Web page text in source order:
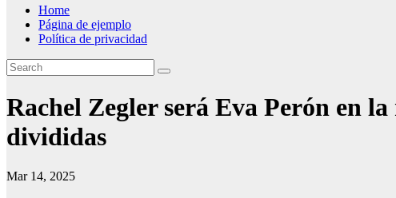
Home
Página de ejemplo
Política de privacidad
Rachel Zegler será Eva Perón en
divididas
Mar 14, 2025